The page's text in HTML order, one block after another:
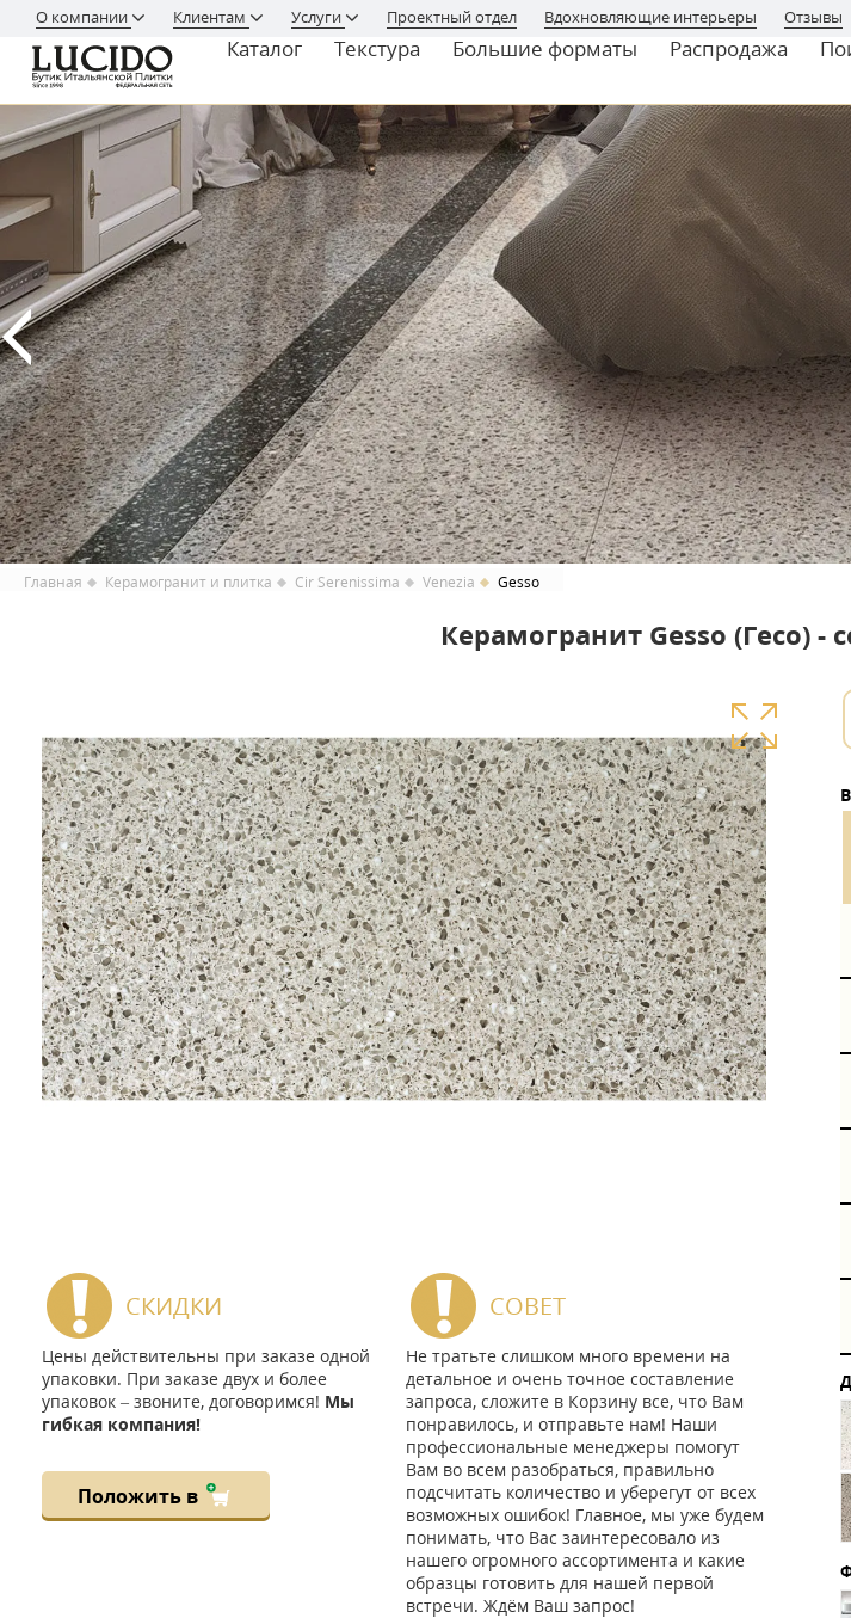
О компании Клиентам Услуги Проектный отдел Вдохновляющие интерьеры Отзывы
Каталог Текстура Большие форматы Распродажа
Главная Керамогранит и плитка Cir Serenissima Venezia Gesso
Керамогранит Gesso (Гесо) -
СКИДКИ
Цены действительны при заказе одной
упаковки. При заказе двух и более
упаковок – звоните, договоримся! Мы
гибкая компания!
Положить в
СОВЕТ
Не тратьте слишком много времени на
детальное и очень точное составление
запроса, сложите в Корзину все, что Вам
понравилось, и отправьте нам! Наши
профессиональные менеджеры помогут
Вам во всем разобраться, правильно
подсчитать количество и уберегут от всех
возможных ошибок! Главное, мы уже будем
понимать, что Вас заинтересовало из
нашего огромного ассортимента и какие
образцы готовить для нашей первой
встречи. Ждём Ваш запрос!